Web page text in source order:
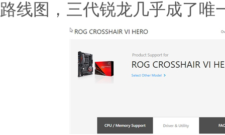
路线图，三代锐龙几乎成了唯